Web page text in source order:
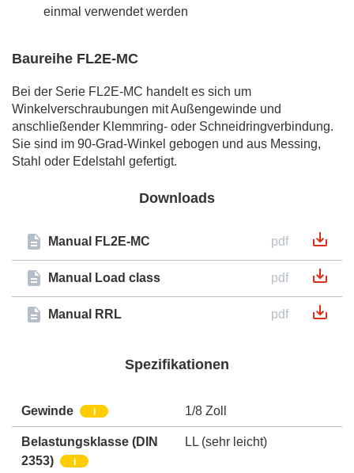
einmal verwendet werden
Baureihe FL2E-MC
Bei der Serie FL2E-MC handelt es sich um
Winkelverschraubungen mit Außengewinde und
anschließender Klemmring- oder Schneidringverbindung.
Sie sind im 90-Grad-Winkel gebogen und aus Messing,
Stahl oder Edelstahl gefertigt.
Downloads
Manual FL2E-MC pdf
Manual Load class pdf
Manual RRL pdf
Spezifikationen
Gewinde i 1/8 Zoll
Belastungsklasse (DIN
2353)
i
LL (sehr leicht)